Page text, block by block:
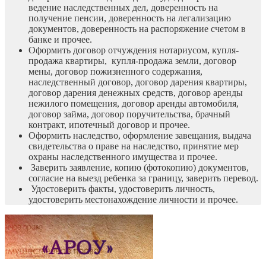
ведение наследственных дел, доверенность на
получение пенсии, доверенность на легализацию
документов, доверенность на распоряжение счетом в
банке и прочее.
Оформить договор отчуждения нотариусом, купля-
продажа квартиры, купля-продажа земли, договор
мены, договор пожизненного содержания,
наследственный договор, договор дарения квартиры,
договор дарения денежных средств, договор аренды
нежилого помещения, договор аренды автомобиля,
договор займа, договор поручительства, брачный
контракт, ипотечный договор и прочее.
Оформить наследство, оформление завещания, выдача
свидетельства о праве на наследство, принятие мер
охраны наследственного имущества и прочее.
Заверить заявление, копию (фотокопию) документов,
согласие на выезд ребенка за границу, заверить перевод.
Удостоверить факты, удостоверить личность,
удостоверить местонахождение личности и прочее.